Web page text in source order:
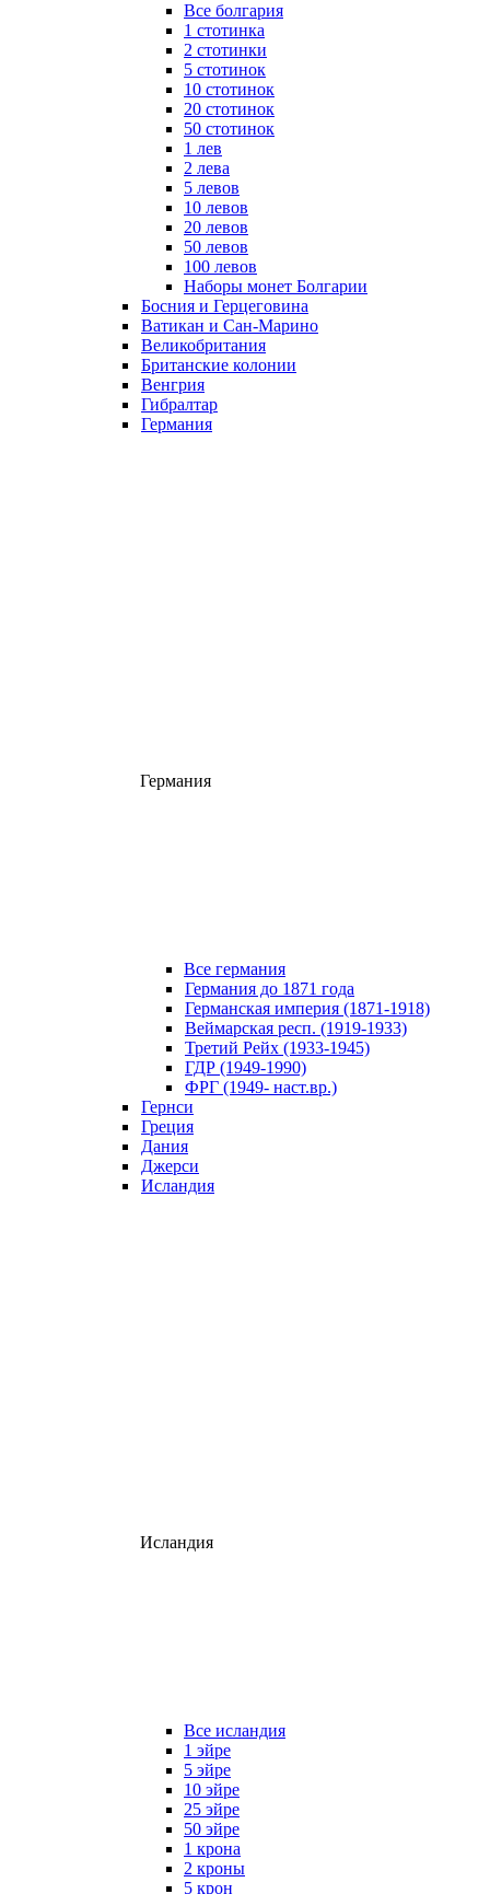
Все болгария
1 стотинка
2 стотинки
5 стотинок
10 стотинок
20 стотинок
50 стотинок
1 лев
2 лева
5 левов
10 левов
20 левов
50 левов
100 левов
Наборы монет Болгарии
Босния и Герцеговина
Ватикан и Сан-Марино
Великобритания
Британские колонии
Венгрия
Гибралтар
Германия
Германия
Все германия
Германия до 1871 года
Германская империя (1871-1918)
Веймарская респ. (1919-1933)
Третий Рейх (1933-1945)
ГДР (1949-1990)
ФРГ (1949- наст.вр.)
Гернси
Греция
Дания
Джерси
Исландия
Исландия
Все исландия
1 эйре
5 эйре
10 эйре
25 эйре
50 эйре
1 крона
2 кроны
5 крон